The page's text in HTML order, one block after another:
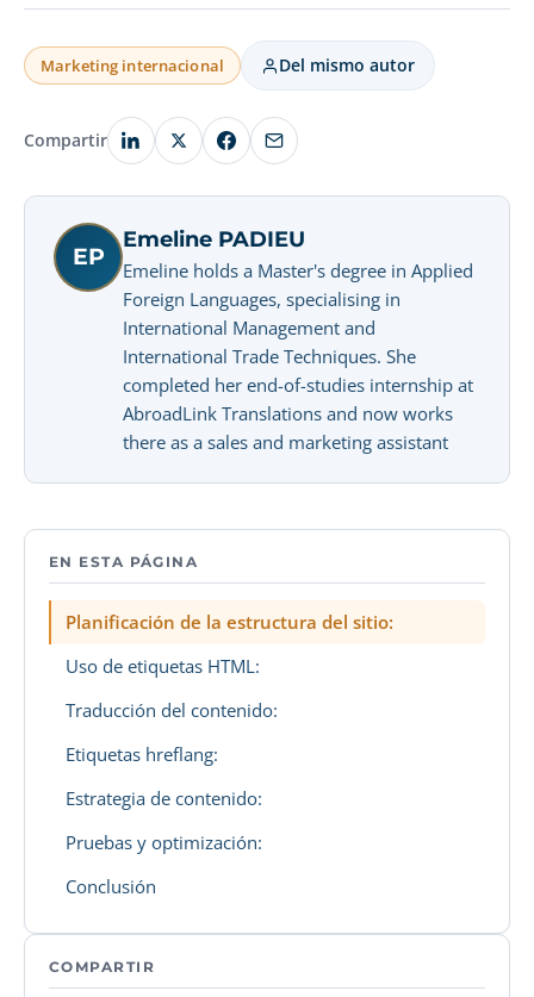
Marketing internacional Del mismo autor
Compartir
EP
Emeline PADIEU
Emeline holds a Master's degree in Applied
Foreign Languages, specialising in
International Management and
International Trade Techniques. She
completed her end-of-studies internship at
AbroadLink Translations and now works
there as a sales and marketing assistant
EN ESTA PÁGINA
Planificación de la estructura del sitio:
Uso de etiquetas HTML:
Traducción del contenido:
Etiquetas hreflang:
Estrategia de contenido:
Pruebas y optimización:
Conclusión
COMPARTIR